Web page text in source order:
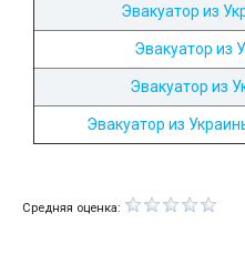
Эвакуатор из
Эвакуатор из
Эвакуатор из
Эвакуатор из
Средняя оценка: